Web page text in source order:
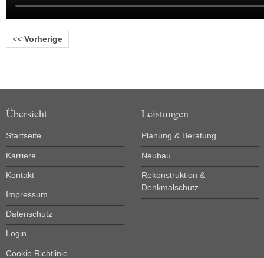
<< Vorherige
Übersicht
Startseite
Karriere
Kontakt
Impressum
Datenschutz
Login
Cookie Richtlinie
Leistungen
Planung & Beratung
Neubau
Rekonstruktion &
Denkmalschutz